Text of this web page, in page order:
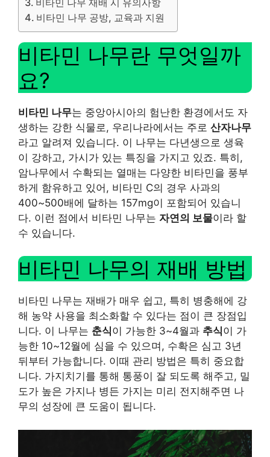
비타민 나무 공방, 교육과 지원
비타민 나무란 무엇일까
요?
비타민 나무는 중앙아시아의 험난한 환경에서도 자
생하는 강한 식물로, 우리나라에서는 주로 산자나무
라고 알려져 있습니다. 이 나무는 다년생으로 생육
이 강하고, 가시가 있는 특징을 가지고 있죠. 특히,
암나무에서 수확되는 열매는 다양한 비타민을 풍부
하게 함유하고 있어, 비타민 C의 경우 사과의
400~500배에 달하는 157mg이 포함되어 있습니
다. 이런 점에서 비타민 나무는 자연의 보물이라 할
수 있습니다.
비타민 나무의 재배 방법
비타민 나무는 재배가 매우 쉽고, 특히 병충해에 강
해 농약 사용을 최소화할 수 있다는 점이 큰 장점입
니다. 이 나무는 춘식이 가능한 3~4월과 추식이 가
능한 10~12월에 심을 수 있으며, 수확은 심고 3년
뒤부터 가능합니다. 이때 관리 방법은 특히 중요합
니다. 가지치기를 통해 통풍이 잘 되도록 해주고, 밀
도가 높은 가지나 병든 가지는 미리 전지해주면 나
무의 성장에 큰 도움이 됩니다.